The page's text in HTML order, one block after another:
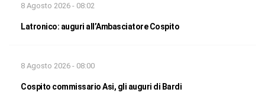
8 Agosto 2026 - 08:02
Latronico: auguri all’Ambasciatore Cospito
8 Agosto 2026 - 08:00
Cospito commissario Asi, gli auguri di Bardi